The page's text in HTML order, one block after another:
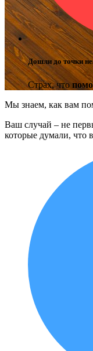
Дошли до точки
Страх, что
Мы знаем, как вам
Ваш случай – не
которые думали, что